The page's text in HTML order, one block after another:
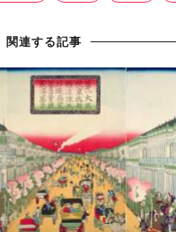
関連する記事